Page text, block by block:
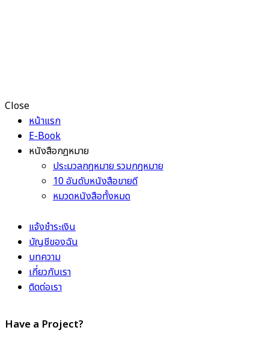
Close
หน้าแรก
E-Book
หนังสือกฎหมาย
ประมวลกฎหมาย รวมกฎหมาย
10 อันดับหนังสือขายดี
หมวดหนังสือทั้งหมด
แจ้งชำระเงิน
บัญชีของฉัน
บทความ
เกี่ยวกับเรา
ติดต่อเรา
Have a Project?